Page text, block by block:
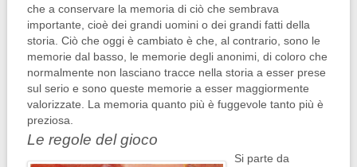
che a conservare la memoria di ciò che sembrava
importante, cioè dei grandi uomini o dei grandi fatti della
storia. Ciò che oggi è cambiato è che, al contrario, sono le
memorie dal basso, le memorie degli anonimi, di coloro che
normalmente non lasciano tracce nella storia a esser prese
sul serio e sono queste memorie a esser maggiormente
valorizzate. La memoria quanto più è fuggevole tanto più è
preziosa.
Le regole del gioco
Si parte da